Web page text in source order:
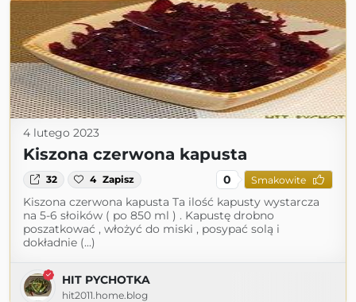
4 lutego 2023
Kiszona czerwona kapusta
32 4 Zapisz 0 Smakowite
Kiszona czerwona kapusta Ta ilość kapusty wystarcza
na 5-6 słoików ( po 850 ml ) . Kapustę drobno
poszatkować , włożyć do miski , posypać solą i
dokładnie (...)
HIT PYCHOTKA
hit2011.home.blog